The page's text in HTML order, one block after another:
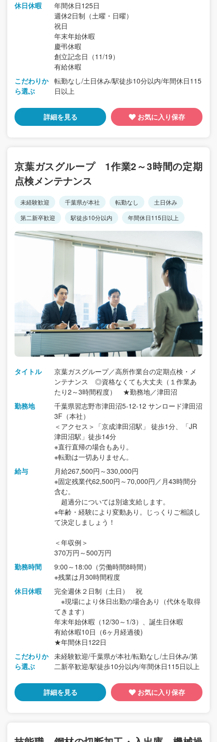
休日休暇
年間休日125日
週休2日制（土曜・日曜）
祝日
年末年始休暇
慶弔休暇
創立記念日（11/19）
有給休暇
こだわりか
ら選ぶ
転勤なし/土日休み/駅徒歩10分以内/年間休日115
日以上
詳細を見る お気に入り保存
京葉ガスグループ 1作業2～3時間の定期
点検メンテナンス
未経験歓迎 千葉県が本社 転勤なし
土日休み
第二新卒歓迎
駅徒歩10分以内 年間休日115日以上
タイトル
京葉ガスグループ／高所作業台の定期点検・メ
ンテナンス ◎資格なくても大丈夫（１作業あ
たり2～3時間程度） ★勤務地／津田沼
勤務地
千葉県習志野市津田沼5-12-12 サンロード津田沼
3F（本社）
＜アクセス＞「京成津田沼駅」 徒歩1分、「JR
津田沼駅」徒歩14分
※直行直帰の場合もあり。
※転勤は一切ありません。
給与
月給267,500円～330,000円
※固定残業代62,500円～70,000円／月43時間分
含む。
超過分については別途支給します。
※年齢・経験により変動あり。じっくりご相談し
て決定しましょう！
＜年収例＞
370万円～500万円
勤務時間
9:00～18:00（労働時間8時間）
※残業は月30時間程度
休日休暇
完全週休２日制（土日） 祝
※現場により休日出勤の場合あり（代休を取得
てきます）
年末年始休暇（12/30～1/3）、誕生日休暇
有給休暇10日（6ヶ月経過後)
★年間休日122日
こだわりか
ら選ぶ
未経験歓迎/千葉県が本社/転勤なし/土日休み/第
二新卒歓迎/駅徒歩10分以内/年間休日115日以上
詳細を見る お気に入り保存